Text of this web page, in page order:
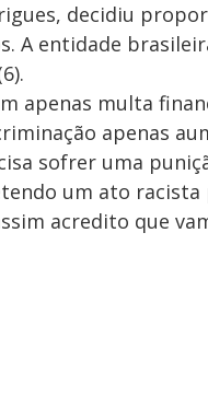
decidiu
A entidade
apenas multa
apenas
sofrer uma
um ato
acredito que